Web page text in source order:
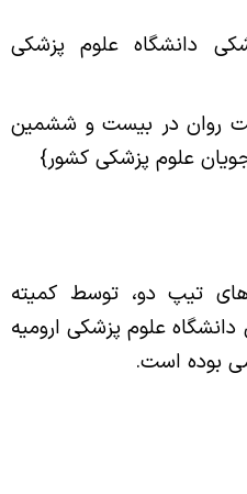
دانشگاه علوم پزشکی
روان در بیست و ششمین
علوم پزشکی کشور}
تیپ دو، توسط کمیته
علوم پزشکی ارومیه
بوده است.